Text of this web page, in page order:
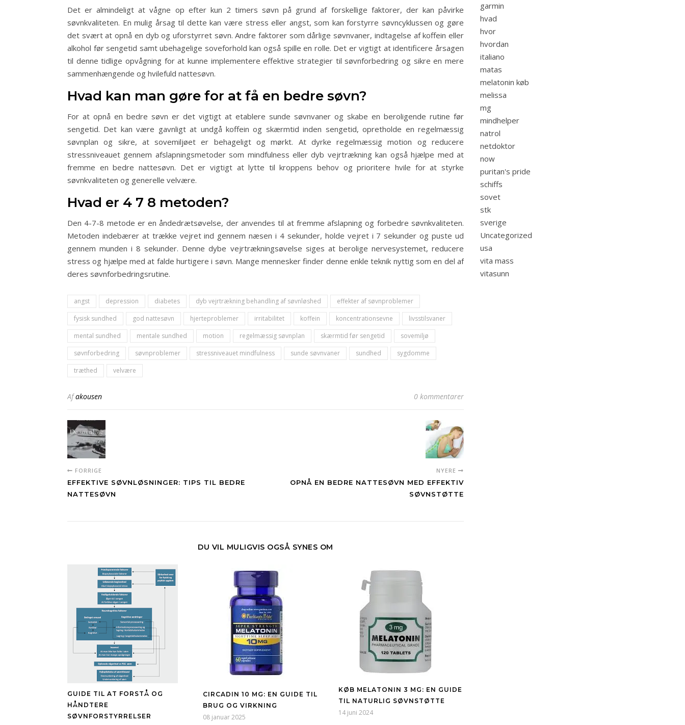
Det er almindeligt at vågne op efter kun 2 timers søvn på grund af forskellige faktorer, der kan påvirke
søvnkvaliteten. En mulig årsag til dette kan være stress eller angst, som kan forstyrre søvncyklussen og gøre
det svært at opnå en dyb og uforstyrret søvn. Andre faktorer som dårlige søvnvaner, indtagelse af koffein eller
alkohol før sengetid samt ubehagelige soveforhold kan også spille en rolle. Det er vigtigt at identificere årsagen
til denne tidlige opvågning for at kunne implementere effektive strategier til søvnforbedring og sikre en mere
sammenhængende og hvilefuld nattesøvn.
Hvad kan man gøre for at få en bedre søvn?
For at opnå en bedre søvn er det vigtigt at etablere sunde søvnvaner og skabe en beroligende rutine før
sengetid. Det kan være gavnligt at undgå koffein og skærmtid inden sengetid, opretholde en regelmæssig
søvnplan og sikre, at sovemiljøet er behageligt og mørkt. At dyrke regelmæssig motion og reducere
stressniveauet gennem afslapningsmetoder som mindfulness eller dyb vejrtrækning kan også hjælpe med at
fremme en bedre nattesøvn. Det er vigtigt at lytte til kroppens behov og prioritere hvile for at styrke
søvnkvaliteten og generelle velvære.
Hvad er 4 7 8 metoden?
Den 4-7-8 metode er en åndedrætsøvelse, der anvendes til at fremme afslapning og forbedre søvnkvaliteten.
Metoden indebærer at trække vejret ind gennem næsen i 4 sekunder, holde vejret i 7 sekunder og puste ud
gennem munden i 8 sekunder. Denne dybe vejrtrækningsøvelse siges at berolige nervesystemet, reducere
stress og hjælpe med at falde hurtigere i søvn. Mange mennesker finder denne enkle teknik nyttig som en del af
deres søvnforbedringsrutine.
angst depression diabetes dyb vejrtrækning behandling af søvnløshed
effekter af søvnproblemer
fysisk sundhed
god nattesøvn hjerteproblemer irritabilitet koffein koncentrationsevne
livsstilsvaner
mental sundhed
mentale sundhed motion regelmæssig søvnplan skærmtid før sengetid
sovemiljø
søvnforbedring
søvnproblemer stressniveauet mindfulness sunde søvnvaner sundhed
sygdomme
træthed
velvære
Afakousen 0 kommentarer
FORRIGE
EFFEKTIVE SØVNLØSNINGER: TIPS TIL BEDRE
NATTESØVN
NYERE
OPNÅ EN BEDRE NATTESØVN MED EFFEKTIV
SØVNSTØTTE
DU VIL MULIGVIS OGSÅ SYNES OM
GUIDE TIL AT FORSTÅ OG
HÅNDTERE
SØVNFORSTYRRELSER
CIRCADIN 10 MG: EN GUIDE TIL
BRUG OG VIRKNING
08 januar 2025
KØB MELATONIN 3 MG: EN GUIDE
TIL NATURLIG SØVNSTØTTE
14 juni 2024
garmin
hvad
hvor
hvordan
italiano
matas
melatonin køb
melissa
mg
mindhelper
natrol
netdoktor
now
puritan's pride
schiffs
sovet
stk
sverige
Uncategorized
usa
vita mass
vitasunn